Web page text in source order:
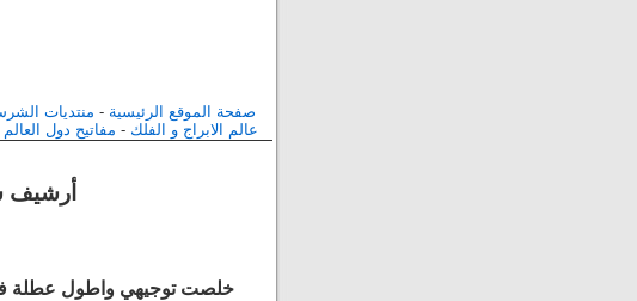
صفحة الموقع الرئيسية - منتديات
عالم الابراج و الفلك - مفاتيح دول العالم
أرشيف
خلصت توجيهي واطول عطلة